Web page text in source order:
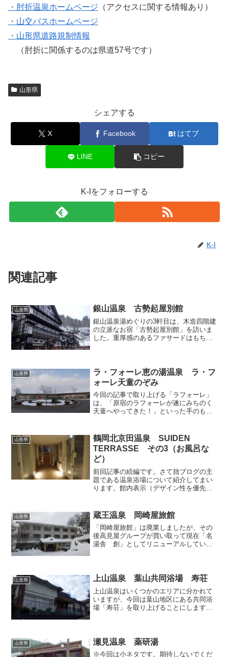
・肘折温泉ホームページ （アクセスに関する情報あり）
・山交バスホームページ
・山形県道路規制情報
（肘折に関係するのは県道57号です）
山形県
シェアする
X Facebook はてブ
LINE コピー
K-Iをフォローする
K-I
関連記事
山形県 銀山温泉 古勢起屋別館
銀山温泉湯めぐりの3軒目は、木造四階建
の立派なお宿「古勢起屋別館」を訪いま
した。重厚感のあるファサードはもちろ
レトロ風情たっぷりレス...
山形県
ラ・フォーレ恵の湯温泉 ラ・フ
ォーレ天童のぞみ
今回の記事で取り上げる「ラフォーレ」
は、「原宿のラフォーレが遂にみちのく
天童へやってきた！」といった手のもの
地に建つスッキリとした現代的なデザイ
ンの建物は、周囲の田園風...
山形県
鶴岡北京田温泉 SUIDEN
TERRASSE その3（お風呂な
ど）
前回記事の続編です。さて拙ブログの主
題である温泉浴場について紹介してまい
ります。館内表示（デザイン性を優先し
かいましょう。敷地の隅の方にある浴場
棟はドーム状の建物で、宿...
山形県 蔵王温泉 岡崎屋旅館
「岡崎屋旅館」は廃業しましたが、その
後高見屋グループが買い取って現在「名
湯舎 創」としてリニューアルしていま
る「岡崎屋旅館」へ、湯め...
山形県 上山温泉 葉山共同浴場 寿荘
上山温泉はいくつかのエリアに分かれて
いますが、今回は葉山地区にある共同浴
場「寿荘」を取り上げることにします。
だけではここに共同浴場が...
山形県 瀬見温泉 薬研湯
※今回は小ネタです。期待しないでくだ